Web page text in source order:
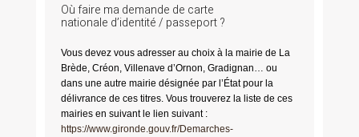
Où faire ma demande de carte
nationale d’identité / passeport ?
Vous devez vous adresser au choix à la mairie de La
Brède, Créon, Villenave d’Ornon, Gradignan… ou
dans une autre mairie désignée par l’État pour la
délivrance de ces titres. Vous trouverez la liste de ces
mairies en suivant le lien suivant :
https://www.gironde.gouv.fr/Demarches-